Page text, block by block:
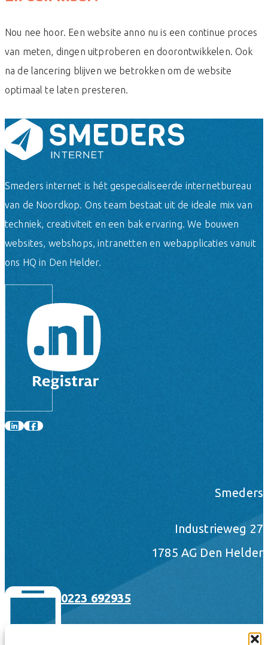
Nou nee hoor. Een website anno nu is een continue proces
van meten, dingen uitproberen en doorontwikkelen. Ook
na de lancering blijven we betrokken om de website
optimaal te laten presteren.
Smeders internet is hét gespecialiseerde internetbureau
van de Noordkop. Ons team bestaat uit de ideale mix van
techniek, creativiteit en een bak ervaring. We bouwen
websites, webshops, intranetten en webapplicaties vanuit
ons HQ in Den Helder.
Smeders
Industrieweg 27
1785 AG Den Helder
0223 692935